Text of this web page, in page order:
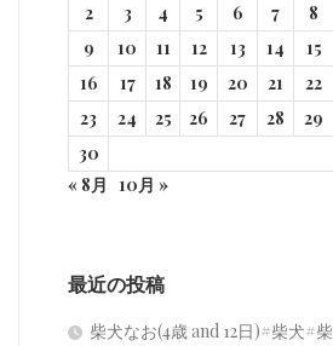
2
3 4 5 6 7
8
9
10 11 12 13 14
15
16
17 18 19 20 21
22
23
24 25 26 27 28
29
30
« 8月 10月 »
最近の投稿
柴犬なお(4歳 and 12日)#柴犬#柴